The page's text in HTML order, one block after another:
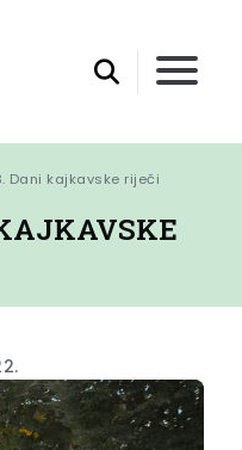
Dani kajkavske riječi